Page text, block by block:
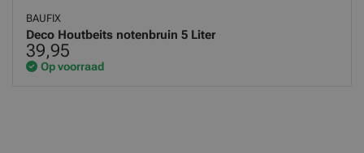
BAUFIX
Deco Houtbeits notenbruin 5 Liter
39,95
Op voorraad